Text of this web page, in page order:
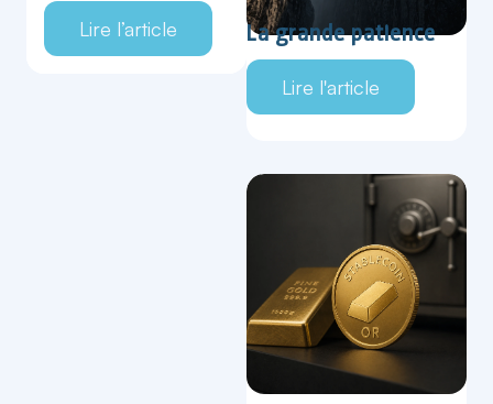
Lire l’article
La grande patience
Lire l'article